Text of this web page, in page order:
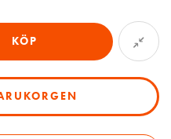
KÖP